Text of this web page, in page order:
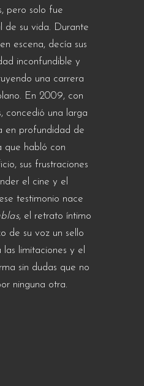
pero solo fue
de su vida. Durante
escena, decía sus
inconfundible y
una carrera
En 2009, con
concedió una larga
en profundidad de
que habló con
sus frustraciones
el cine y el
testimonio nace
, el retrato íntimo
de su voz un sello
limitaciones y el
sin dudas que no
ninguna otra.